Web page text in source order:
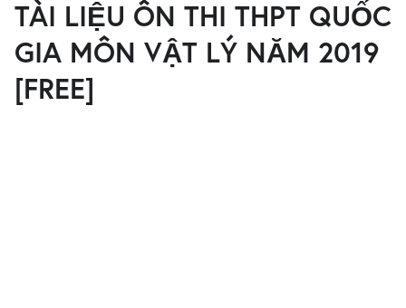
TÀI LIỆU ÔN THI THPT QUỐC
GIA MÔN VẬT LÝ NĂM 2019
[FREE]